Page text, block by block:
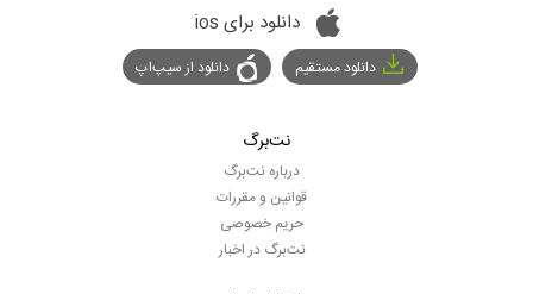
دانلود برای ios
دانلود مستقیم دانلود از سیپ‌اپ
نت‌برگ
درباره نت‌برگ
قوانین و مقررات
حریم خصوصی
نت‌برگ در اخبار